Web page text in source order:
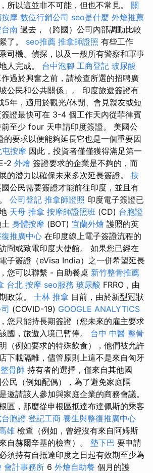
所以這並非不可能，但也不常見。 關
摩 數位行銷公司 seo是什麼 外燴推薦
南 過去，（跨國）公司內部調動比較
了。 seo推薦 推拿師證照 有些工作
司機、偵探，以及一般所有警察和軍事
人完成。 台中泡腳 工商登記 玻尿酸
過於興奮之前，請檢查所選的招聘廣
公民和公共關係」。 印度旅遊簽證有
5年，適用於觀光/休閒、會見親友或短
證最快可在 3-4 個工作天內從菲律賓
至少 four 天申請印度簽證。 美國公
的要求以便能夠延長它也是一個重要因
屯按摩 因此，投資者僅僅獲得滿足第一
2 外燴 簽證要求的企業是不夠的，而
的潛力以確保未來多次延長簽證。 按
公民需要簽證才能前往印度，並且有
公司登記 推拿師證照 印度電子簽證已
天母 推拿 按摩師證照班 (CD) 台胞證
身體按摩 (BOT) 宜蘭外燴 護照的英
推廣中心 在印度線上電子簽證流程的
問或致電印度大使館。 如果您已經在
子簽證（eVisa India）之一併希望延長
您可以聯繫 - 自助餐桌 新竹整骨推薦
台北 按摩 seo服務 玻尿酸 FRRO，由
政策。 士林 推拿 目前，由於新型冠狀
(COVID-19) GOOGLE ANALYTICS
您只能持長期簽證（您未來的雇主要求
國，旅遊入境已暫停。 台中 中醫 整骨
（例如要求的特殊飲食），他們被允許
下載隔離，儘管原則上這不是來自匈牙
整骨師 持有者的選擇，僅來自其他國
民（例如配偶），為了避免家庭隔
邀請該人參加與家庭企業的商務會議。
區，那麼從申根區抵達布達佩斯的乘客
胞證 登記工商 養生與整復推廣中心
雄 檢查（例如，曾經沒有來自阿姆斯
自赫爾辛基的檢查）。 墊下巴 要申請
須持有自抵達印度之日起有效期至少為
會計事務所 6 外燴自助餐 個月的護